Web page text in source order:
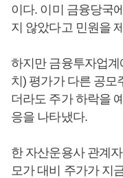
이다. 이미 금융당국
지 않았다고 민원을
하지만 금융투자업
치) 평가가 다른 공모
더라도 주가 하락을
응을 나타냈다.
한 자산운용사 관계
모가 대비 주가가 지